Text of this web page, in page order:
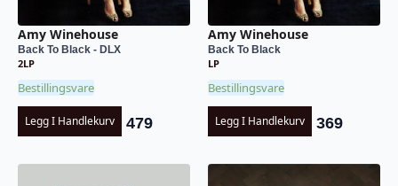
Amy Winehouse
Back To Black - DLX
2LP
Bestillingsvare
Legg I Handlekurv 479
Amy Winehouse
Back To Black
LP
Bestillingsvare
Legg I Handlekurv 369